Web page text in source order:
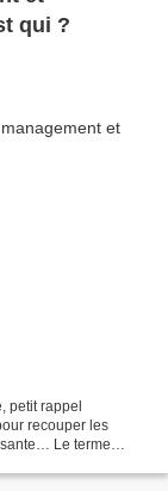
qui ?
petit rappel
recouper les
Le terme